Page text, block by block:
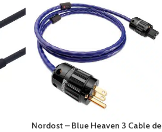
Nordost – Blue Heaven 3 Cable de